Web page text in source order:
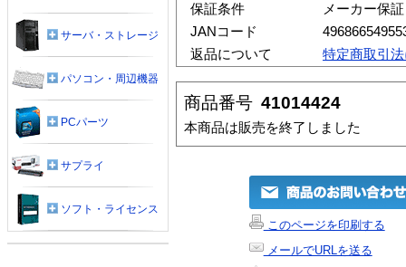
保証条件
メーカー保証
JANコード
返品について
特定商取引
商品番号 41014424
本商品は販売を終了しました
このページを印刷する
メールでURLを送る
サーバ・ストレージ
パソコン・周辺機器
PCパーツ
サプライ
ソフト・ライセンス